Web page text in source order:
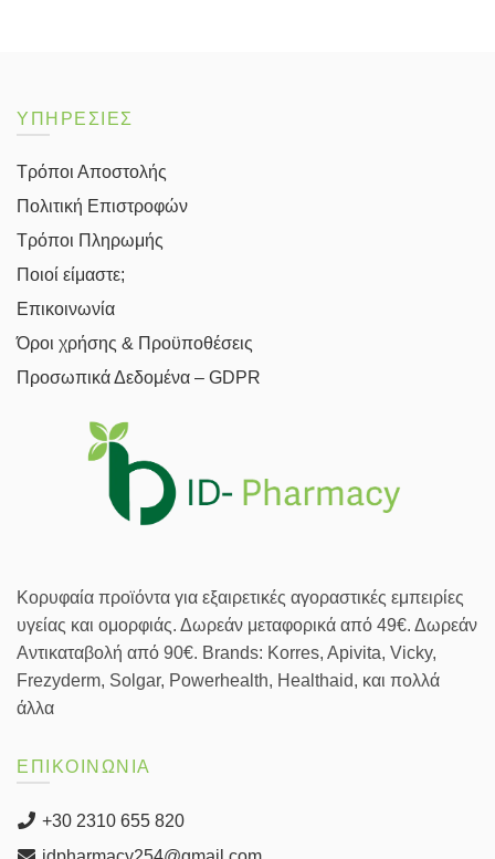
ΥΠΗΡΕΣΙΕΣ
Τρόποι Αποστολής
Πολιτική Επιστροφών
Τρόποι Πληρωμής
Ποιοί είμαστε;
Επικοινωνία
Όροι χρήσης & Προϋποθέσεις
Προσωπικά Δεδομένα – GDPR
Κορυφαία προϊόντα για εξαιρετικές αγοραστικές εμπειρίες
υγείας και ομορφιάς. Δωρεάν μεταφορικά από 49€. Δωρεάν
Αντικαταβολή από 90€. Brands: Korres, Apivita, Vicky,
Frezyderm, Solgar, Powerhealth, Healthaid, και πολλά
άλλα
ΕΠΙΚΟΙΝΩΝΙΑ
+30 2310 655 820